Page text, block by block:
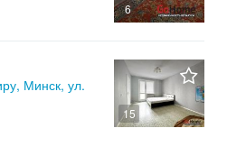
6
15
Минск, ул.